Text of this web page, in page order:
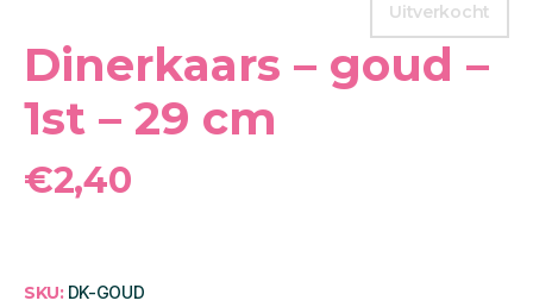
Uitverkocht
Dinerkaars – goud –
1st – 29 cm
€2,40
SKU: DK-GOUD